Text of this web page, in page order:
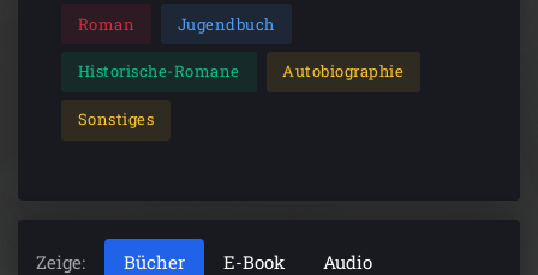
Roman Jugendbuch
Historische-Romane Autobiographie
Sonstiges
Zeige: Bücher E-Book Audio